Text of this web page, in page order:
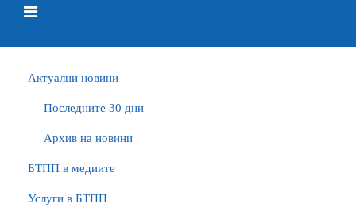
Актуални новини
Последните 30 дни
Архив на новини
БTПП в медиите
Услуги в БТПП